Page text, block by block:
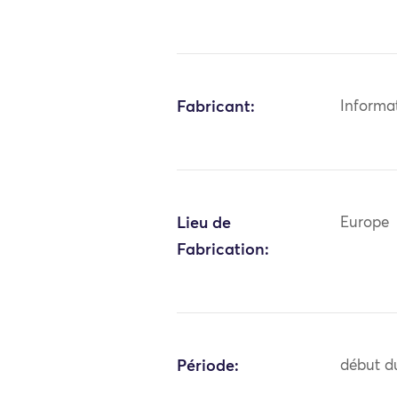
Fabricant:
Lieu de
Fabrication:
Europe
Période: début